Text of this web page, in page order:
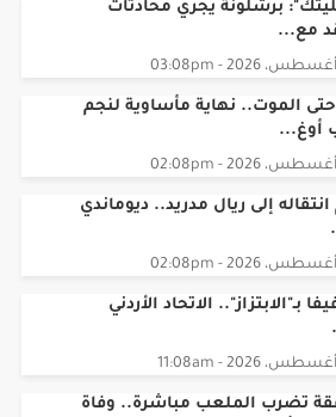
برشلونة يجري محادثات
مع...
الموت.. نهاية مأساوية لنجم
أوغ...
انتقاله إلى ريال مدريد.. ديوماندي
بـ"الابتزاز".. الاتحاد الأردني
تضرب الملعب مباشرة.. وفاة